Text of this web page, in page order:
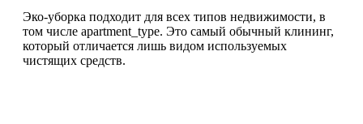
Эко-уборка подходит для всех типов недвижимости, в
том числе apartment_type. Это самый обычный клининг,
который отличается лишь видом используемых
чистящих средств.